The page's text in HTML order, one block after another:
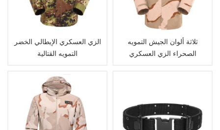
الزي العسكري الإيطالي الخضر
التمويه القتالية
ثلاثة ألوان الجيش التمويه
الصحراء الزي العسكري